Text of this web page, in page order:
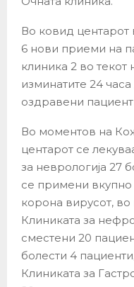
Во ковид
6 нови приеми на
клиника 2 во
изминатите 24
оздравени
Во моментов на
центарот се
за неврологија 27
се примени
корона вирусот,
Клиниката за
сместени 20
болести 4
Клиниката за